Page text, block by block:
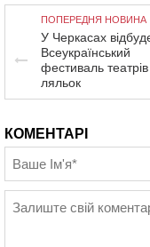
ПОПЕРЕДНЯ НОВИНА
У Черкасах
Всеукраїнський
фестиваль театрів
ляльок
КОМЕНТАРІ